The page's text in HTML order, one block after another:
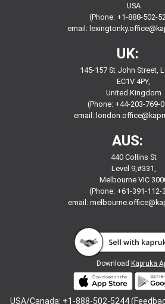
USA
(Phone: +1-888-502-
email:
UK:
145-157 St John Street,
EC1V 4PY,
United Kingdom
(Phone: +44-203-769-
email:
AUS:
440 Collins St
Level 9,#331,
Melbourne VIC
(Phone: +61-391-112-
email:
Download Kapruka
USA/Canada: +1-888-502-5244